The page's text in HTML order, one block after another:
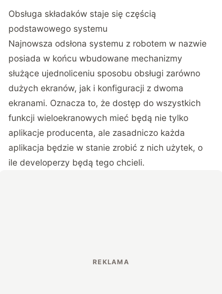
Obsługa składaków staje się częścią
podstawowego systemu
Najnowsza odsłona systemu z robotem w nazwie
posiada w końcu wbudowane mechanizmy
służące ujednoliceniu sposobu obsługi zarówno
dużych ekranów, jak i konfiguracji z dwoma
ekranami. Oznacza to, że dostęp do wszystkich
funkcji wieloekranowych mieć będą nie tylko
aplikacje producenta, ale zasadniczo każda
aplikacja będzie w stanie zrobić z nich użytek, o
ile developerzy będą tego chcieli.